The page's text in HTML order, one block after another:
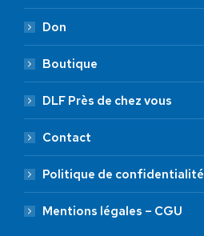
Don
Boutique
DLF Près de chez vous
Contact
Politique de confidentialité
Mentions légales – CGU